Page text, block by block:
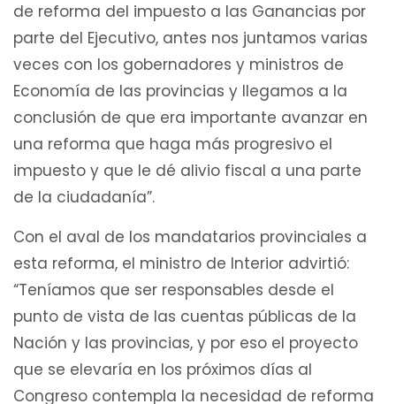
de reforma del impuesto a las Ganancias por
parte del Ejecutivo, antes nos juntamos varias
veces con los gobernadores y ministros de
Economía de las provincias y llegamos a la
conclusión de que era importante avanzar en
una reforma que haga más progresivo el
impuesto y que le dé alivio fiscal a una parte
de la ciudadanía”.
Con el aval de los mandatarios provinciales a
esta reforma, el ministro de Interior advirtió:
“Teníamos que ser responsables desde el
punto de vista de las cuentas públicas de la
Nación y las provincias, y por eso el proyecto
que se elevaría en los próximos días al
Congreso contempla la necesidad de reforma